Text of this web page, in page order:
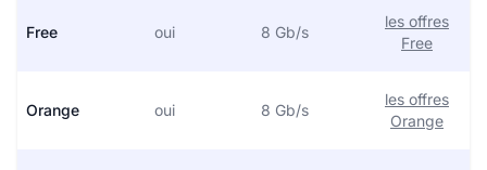
Free oui 8 Gb/s
les offres
Free
Orange oui 8 Gb/s
les offres
Orange